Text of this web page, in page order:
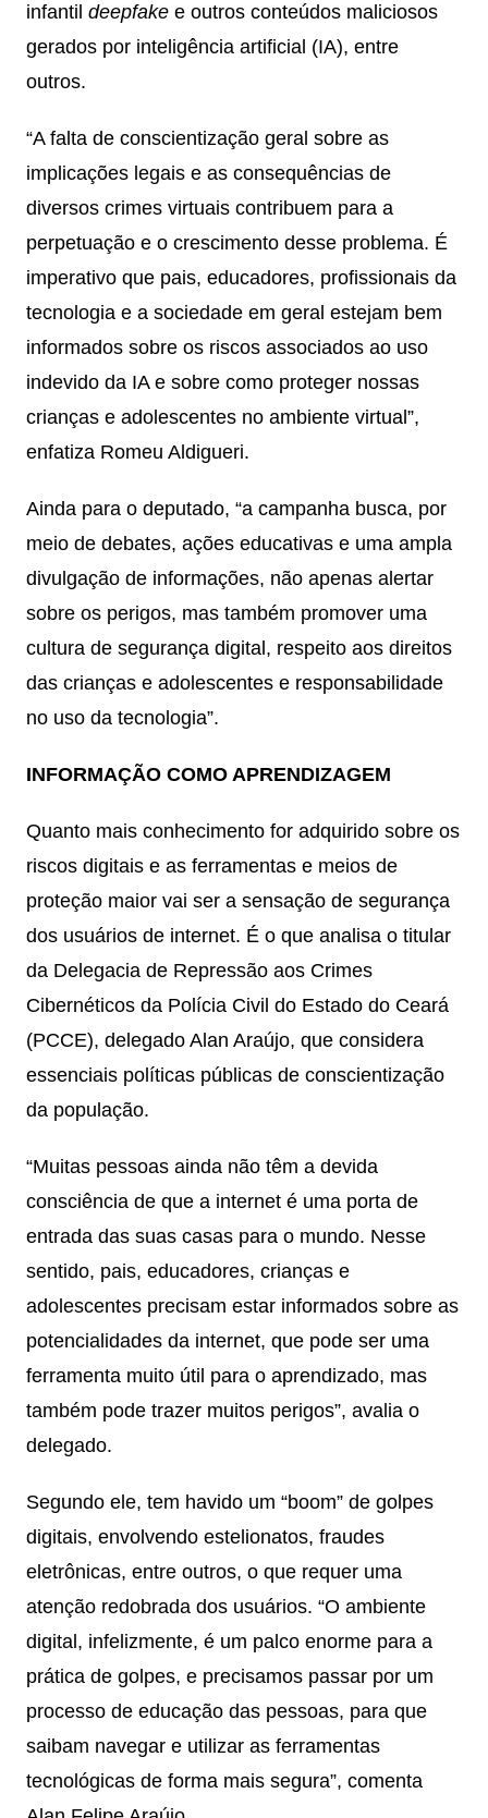
infantil deepfake e outros conteúdos maliciosos
gerados por inteligência artificial (IA), entre
outros.
“A falta de conscientização geral sobre as
implicações legais e as consequências de
diversos crimes virtuais contribuem para a
perpetuação e o crescimento desse problema. É
imperativo que pais, educadores, profissionais da
tecnologia e a sociedade em geral estejam bem
informados sobre os riscos associados ao uso
indevido da IA e sobre como proteger nossas
crianças e adolescentes no ambiente virtual”,
enfatiza Romeu Aldigueri.
Ainda para o deputado, “a campanha busca, por
meio de debates, ações educativas e uma ampla
divulgação de informações, não apenas alertar
sobre os perigos, mas também promover uma
cultura de segurança digital, respeito aos direitos
das crianças e adolescentes e responsabilidade
no uso da tecnologia”.
INFORMAÇÃO COMO APRENDIZAGEM
Quanto mais conhecimento for adquirido sobre os
riscos digitais e as ferramentas e meios de
proteção maior vai ser a sensação de segurança
dos usuários de internet. É o que analisa o titular
da Delegacia de Repressão aos Crimes
Cibernéticos da Polícia Civil do Estado do Ceará
(PCCE), delegado Alan Araújo, que considera
essenciais políticas públicas de conscientização
da população.
“Muitas pessoas ainda não têm a devida
consciência de que a internet é uma porta de
entrada das suas casas para o mundo. Nesse
sentido, pais, educadores, crianças e
adolescentes precisam estar informados sobre as
potencialidades da internet, que pode ser uma
ferramenta muito útil para o aprendizado, mas
também pode trazer muitos perigos”, avalia o
delegado.
Segundo ele, tem havido um “boom” de golpes
digitais, envolvendo estelionatos, fraudes
eletrônicas, entre outros, o que requer uma
atenção redobrada dos usuários. “O ambiente
digital, infelizmente, é um palco enorme para a
prática de golpes, e precisamos passar por um
processo de educação das pessoas, para que
saibam navegar e utilizar as ferramentas
tecnológicas de forma mais segura”, comenta